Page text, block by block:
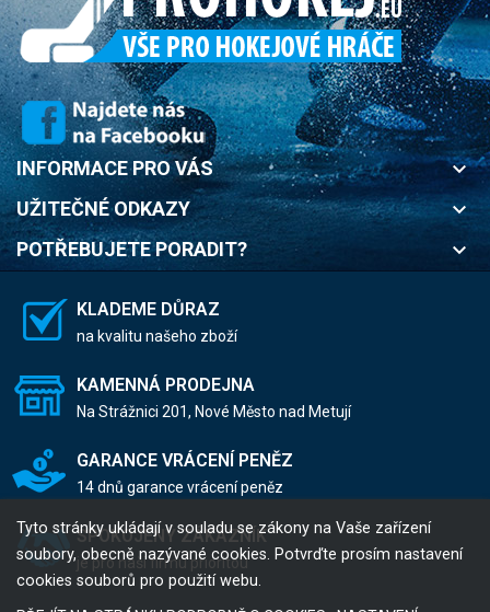
INFORMACE PRO VÁS keyboard_arrow_down
UŽITEČNÉ ODKAZY keyboard_arrow_down
POTŘEBUJETE PORADIT? keyboard_arrow_down
Tyto stránky ukládají v souladu se zákony na Vaše zařízení
soubory, obecně nazývané cookies. Potvrďte prosím nastavení
cookies souborů pro použití webu.
KLADEME DŮRAZ
na kvalitu našeho zboží
KAMENNÁ PRODEJNA
Na Strážnici 201, Nové Město nad Metují
GARANCE VRÁCENÍ PENĚZ
14 dnů garance vrácení peněz
SPOKOJENÝ ZÁKAZNÍK
je pro naši firmu prioritou